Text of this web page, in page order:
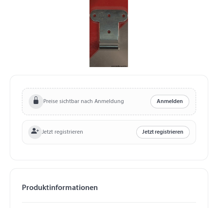
Preise sichtbar nach Anmeldung Anmelden
Jetzt registrieren Jetzt registrieren
Produktinformationen